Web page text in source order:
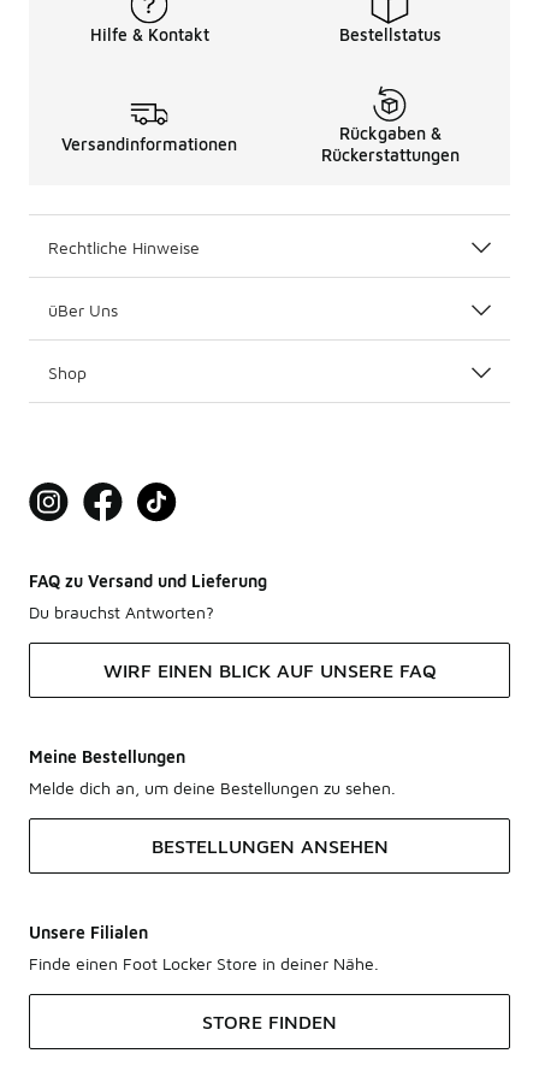
Hilfe & Kontakt Bestellstatus
Versandinformationen
Rückgaben &
Rückerstattungen
Rechtliche Hinweise
üBer Uns
Shop
FAQ zu Versand und Lieferung
Du brauchst Antworten?
WIRF EINEN BLICK AUF UNSERE FAQ
Meine Bestellungen
Melde dich an, um deine Bestellungen zu sehen.
BESTELLUNGEN ANSEHEN
Unsere Filialen
Finde einen Foot Locker Store in deiner Nähe.
STORE FINDEN